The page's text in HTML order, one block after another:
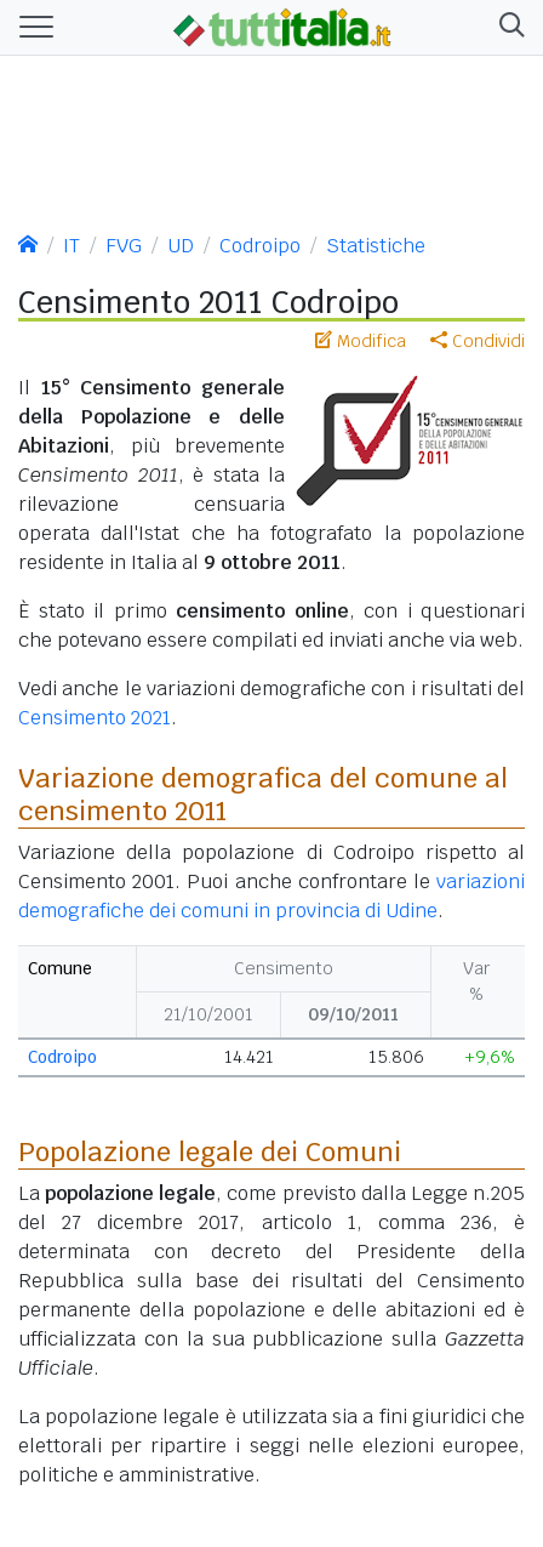
IT FVG UD Codroipo Statistiche
Censimento 2011 Codroipo
Modifica Condividi
Il 15° Censimento generale
della Popolazione e delle
Abitazioni, più brevemente
Censimento 2011, è stata la
rilevazione censuaria
operata dall'Istat che ha fotografato la popolazione
residente in Italia al 9 ottobre 2011.
È stato il primo censimento online, con i questionari
che potevano essere compilati ed inviati anche via web.
Vedi anche le variazioni demografiche con i risultati del
Censimento 2021.
Variazione demografica del comune al
censimento 2011
Variazione della popolazione di Codroipo rispetto al
Censimento 2001. Puoi anche confrontare le variazioni
demografiche dei comuni in provincia di Udine.
Comune Censimento
Var
%
21/10/2001
09/10/2011
Codroipo
14.421 15.806 +9,6%
Popolazione legale dei Comuni
Lapopolazione legale, come previsto dalla Legge n.205
del 27 dicembre 2017, articolo 1, comma 236, è
determinata con decreto del Presidente della
Repubblica sulla base dei risultati del Censimento
permanente della popolazione e delle abitazioni ed è
ufficializzata con la sua pubblicazione sulla Gazzetta
Ufficiale.
La popolazione legale è utilizzata sia a fini giuridici che
elettorali per ripartire i seggi nelle elezioni europee,
politiche e amministrative.